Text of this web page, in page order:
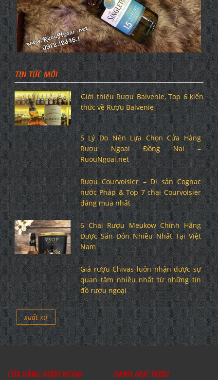
TIN TỨC MỚI
Giới thiệu Rượu Balvenie, Top 6 kiến
thức về Rượu Balvenie
5 Lý Do Nên Lựa Chọn Cửa Hàng
Rượu Ngoại Đồng Nai –
RuouNgoai.net
Rượu Courvoisier – Di sản Cognac
nước Pháp & Top 7 chai Courvoisier
đáng mua nhất
6 Chai Rượu Meukow Chính Hãng
Được Săn Đón Nhiều Nhất Tại Việt
Nam
Giá rượu Chivas luôn nhận được sự
quan tâm nhiều nhất từ những tín
đồ rượu ngoại
xuất xứ
CỬA HÀNG RƯỢU NGOẠI DANH MỤC RƯỢU